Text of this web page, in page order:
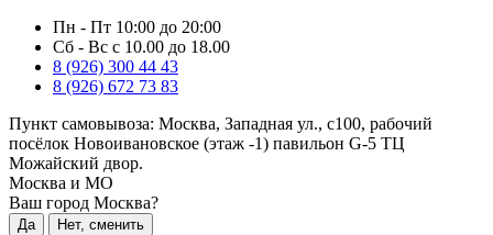
Пн - Пт 10:00 до 20:00
Сб - Вс с 10.00 до 18.00
8 (926) 300 44 43
8 (926) 672 73 83
Пункт самовывоза: Москва, Западная ул., с100, рабочий
посёлок Новоивановское (этаж -1) павильон G-5 ТЦ
Можайский двор.
Москва и МО
Ваш город Москва?
Да Нет, сменить